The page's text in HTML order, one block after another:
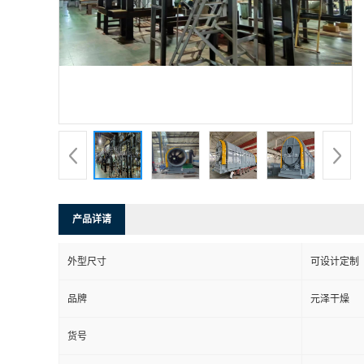
产品详请
外型尺寸 可设计定制
品牌 元泽干燥
货号